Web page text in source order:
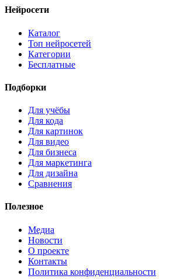
Нейросети
Каталог
Топ нейросетей
Категории
Бесплатные
Подборки
Для учёбы
Для кода
Для картинок
Для видео
Для бизнеса
Для маркетинга
Для дизайна
Сравнения
Полезное
Медиа
Новости
О проекте
Контакты
Политика конфиденциальности